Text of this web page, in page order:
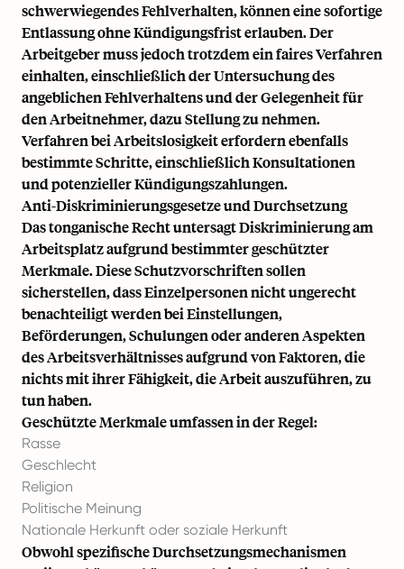
schwerwiegendes Fehlverhalten, können eine sofortige
Entlassung ohne Kündigungsfrist erlauben. Der
Arbeitgeber muss jedoch trotzdem ein faires Verfahren
einhalten, einschließlich der Untersuchung des
angeblichen Fehlverhaltens und der Gelegenheit für
den Arbeitnehmer, dazu Stellung zu nehmen.
Verfahren bei Arbeitslosigkeit erfordern ebenfalls
bestimmte Schritte, einschließlich Konsultationen
und potenziellerKündigungszahlungen.
Anti-Diskriminierungsgesetze und Durchsetzung
Das tonganische Recht untersagt Diskriminierung am
Arbeitsplatz aufgrund bestimmter geschützter
Merkmale. Diese Schutzvorschriften sollen
sicherstellen, dass Einzelpersonen nicht ungerecht
benachteiligt werden bei Einstellungen,
Beförderungen, Schulungen oder anderen Aspekten
des Arbeitsverhältnisses aufgrund von Faktoren, die
nichts mit ihrer Fähigkeit, die Arbeit auszuführen, zu
tun haben.
Geschützte Merkmale umfassen in der Regel:
Rasse
Geschlecht
Religion
Politische Meinung
Nationale Herkunft oder soziale Herkunft
Obwohl spezifische Durchsetzungsmechanismen